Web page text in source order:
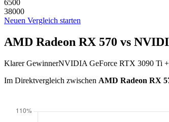
6500
38000
Neuen Vergleich starten
AMD Radeon RX 570 vs
Klarer GewinnerNVIDIA GeForce RTX 3090 Ti
Im Direktvergleich zwischen AMD Radeon RX